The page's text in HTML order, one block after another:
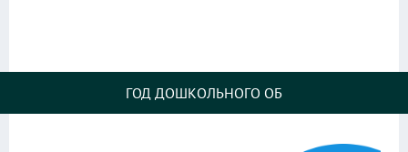
ГОД ДОШКОЛЬНОГО ОБ